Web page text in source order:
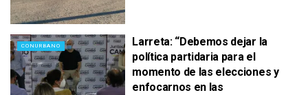
CONURBANO
Larreta: “Debemos dejar la
política partidaria para el
momento de las elecciones y
enfocarnos en las